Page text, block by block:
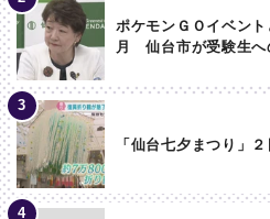
ポケモンＧＯイベン
月 仙台市が受験生へ
「仙台七夕まつり」